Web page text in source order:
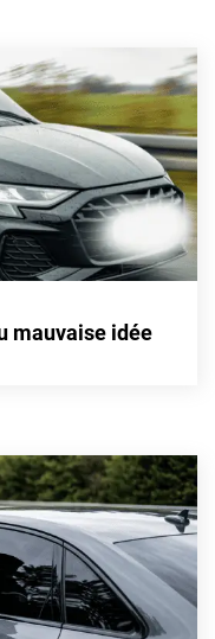
mauvaise idée